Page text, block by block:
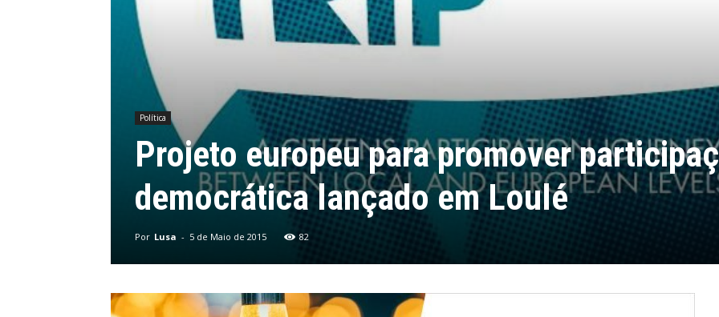
Política
Projeto europeu para promover
democrática lançado em Loulé
Por Lusa - 5 de Maio de 2015 82